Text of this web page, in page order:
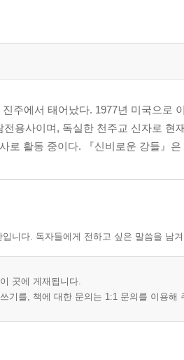
/ 49
사 / 99
/ 103
/ 105
/ 111
주에서 태어났다. 1977년 미국으로
용사이며, 독실한 천주교 신자로
로 활동 중이다. 『신비로운 강들』
니다. 독자들에게 전하고 싶은 말씀을 남
곳에 게재됩니다.
기를, 책에 대한 문의는 1:1 문의를 이용해